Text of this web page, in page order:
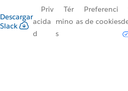
Descargar
Slack
Priv
acida
d
Tér
mino
s
Preferenci
as de cookies